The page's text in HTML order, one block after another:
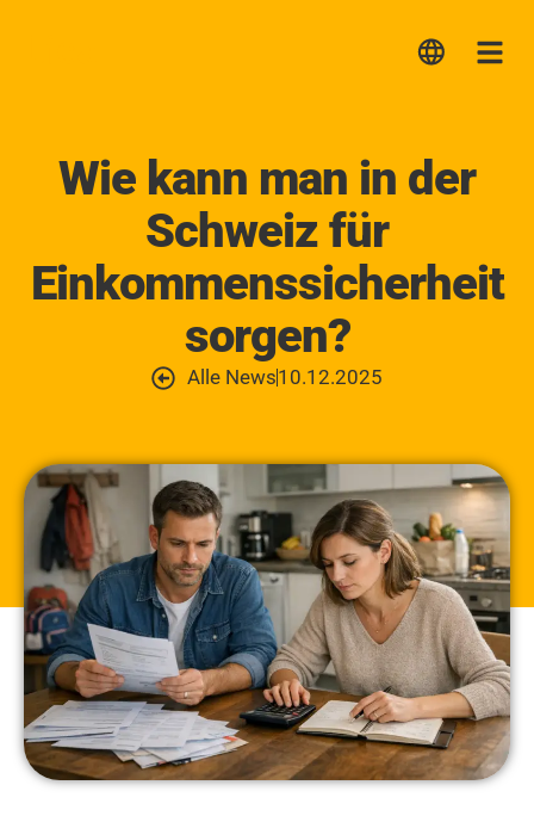
Wie kann man in der
Schweiz für
Einkommenssicherheit
sorgen?
Alle News10.12.2025